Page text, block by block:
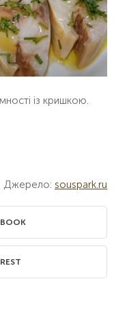
із кришкою.
Джерело: souspark.ru